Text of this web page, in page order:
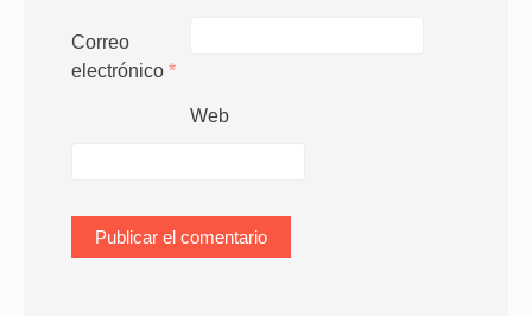
Correo
electrónico *
Web